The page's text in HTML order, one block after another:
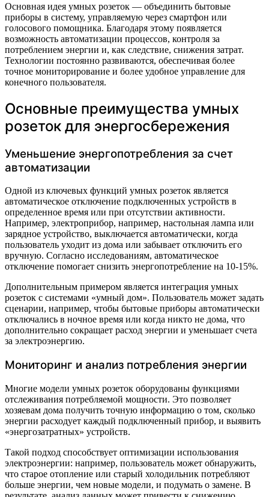
Основная идея умных розеток — объединить бытовые
приборы в систему, управляемую через смартфон или
голосового помощника. Благодаря этому появляется
возможность автоматизации процессов, контроля за
потреблением энергии и, как следствие, снижения затрат.
Технологии постоянно развиваются, обеспечивая более
точное мониторирование и более удобное управление для
конечного пользователя.
Основные преимущества умных
розеток для энергосбережения
Уменьшение энергопотребления за счет
автоматизации
Одной из ключевых функций умных розеток является
автоматическое отключение подключенных устройств в
определенное время или при отсутствии активности.
Например, электроприбор, например, настольная лампа или
зарядное устройство, выключается автоматически, когда
пользователь уходит из дома или забывает отключить его
вручную. Согласно исследованиям, автоматическое
отключение помогает снизить энергопотребление на 10-15%.
Дополнительным примером является интеграция умных
розеток с системами «умный дом». Пользователь может задать
сценарии, например, чтобы бытовые приборы автоматически
отключались в ночное время или когда никто не дома, что
дополнительно сокращает расход энергии и уменьшает счета
за электроэнергию.
Мониторинг и анализ потребления энергии
Многие модели умных розеток оборудованы функциями
отслеживания потребляемой мощности. Это позволяет
хозяевам дома получить точную информацию о том, сколько
энергии расходует каждый подключенный прибор, и выявить
«энергозатратных» устройств.
Такой подход способствует оптимизации использования
электроэнергии: например, пользователь может обнаружить,
что старое отопление или старый холодильник потребляют
больше энергии, чем новые модели, и подумать о замене. В